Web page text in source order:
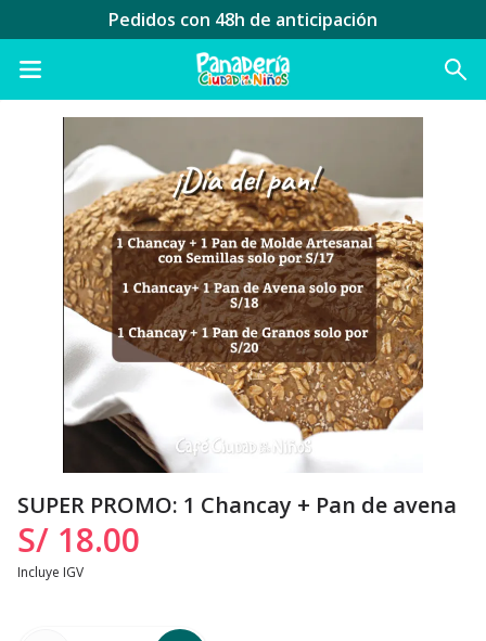
Pedidos con 48h de anticipación
SUPER PROMO: 1 Chancay + Pan de avena
S/ 18.00
Incluye IGV